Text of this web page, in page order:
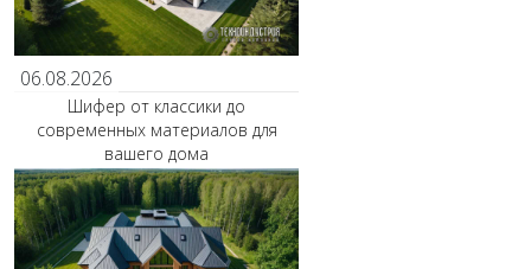
06.08.2026
Шифер от классики до
современных материалов для
вашего дома